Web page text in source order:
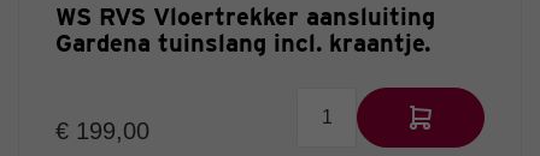
WS RVS Vloertrekker aansluiting
Gardena tuinslang incl. kraantje.
€ 199,00